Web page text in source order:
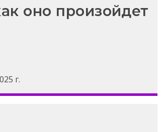
оно произойдет
г.